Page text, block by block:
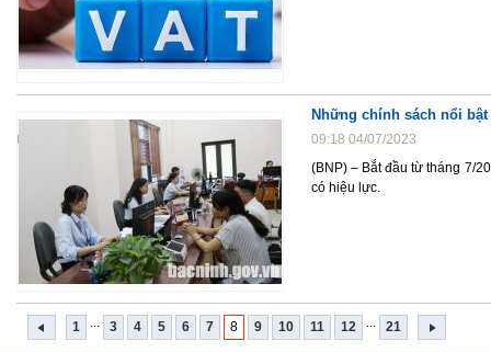
Những chính sách nổi
09:18 04/07/2023
(BNP) – Bắt đầu từ tháng 7/
có hiệu lực.
1 ... 3 4 5 6 7 8 9 10 11 12 ... 21